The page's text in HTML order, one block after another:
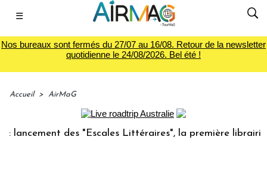
☰
Nos bureaux sont fermés du 27/07 au 16/08. Retour de la newsletter
quotidienne le 24/08/2026. Bel été !
Accueil > AirMaG
des "Escales Littéraires", la première librairie du